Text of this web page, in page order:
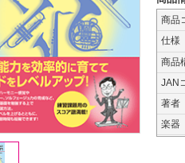
商品
仕様
商品
JAN
著者
楽器